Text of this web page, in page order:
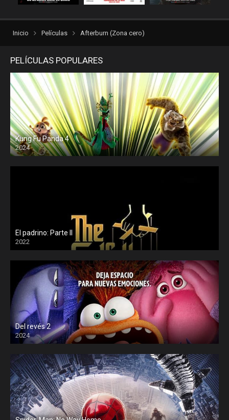
Inicio Películas Afterburn (Zona cero)
PELÍCULAS POPULARES
Kung Fu Panda 4
2024
El padrino: Parte II
2022
Del revés 2
2024